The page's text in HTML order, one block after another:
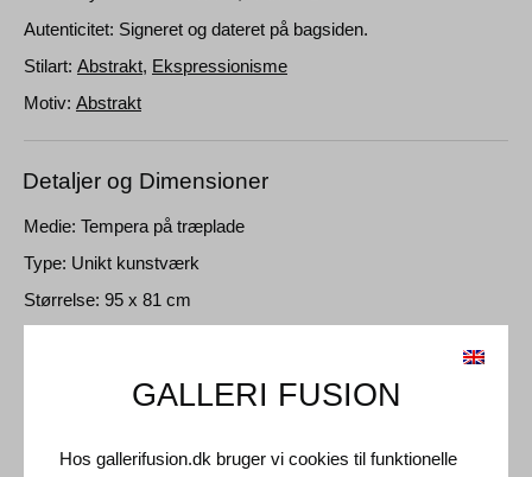
Autenticitet: Signeret og dateret på bagsiden.
Stilart: Abstrakt, Ekspressionisme
Motiv: Abstrakt
Detaljer og Dimensioner
Medie: Tempera på træplade
Type: Unikt kunstværk
Størrelse: 95 x 81 cm
Forsendelse og Retur
Leveringstid: 3-5 hverdage inden for Danmark.
GALLERI FUSION
Hos gallerifusion.dk bruger vi cookies til funktionelle